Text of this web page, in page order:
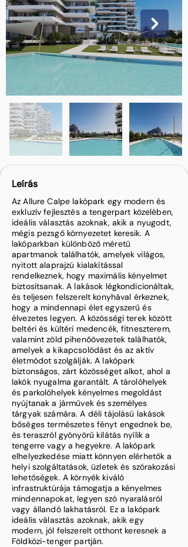
Leírás
Az Allure Calpe lakópark egy modern és
exkluzív fejlesztés a tengerpart közelében,
ideális választás azoknak, akik a nyugodt,
mégis pezsgő környezetet keresik. A
lakóparkban különböző méretű
apartmanok találhatók, amelyek világos,
nyitott alaprajzú kialakítással
rendelkeznek, hogy maximális kényelmet
biztosítsanak. A lakások légkondicionáltak,
és teljesen felszerelt konyhával érkeznek,
hogy a mindennapi élet egyszerű és
élvezetes legyen. A közösségi terek között
beltéri és kültéri medencék, fitneszterem,
valamint zöld pihenőövezetek találhatók,
amelyek a kikapcsolódást és az aktív
életmódot szolgálják. A lakópark
biztonságos, zárt közösséget alkot, ahol a
lakók nyugalma garantált. A tárolóhelyek
és parkolóhelyek kényelmes megoldást
nyújtanak a járművek és személyes
tárgyak számára. A déli tájolású lakások
bőséges természetes fényt engednek be,
és teraszról gyönyörű kilátás nyílik a
tengerre vagy a hegyekre. A lakópark
elhelyezkedése miatt könnyen elérhetők a
helyi szolgáltatások, üzletek és szórakozási
lehetőségek. A környék kiváló
infrastruktúrája támogatja a kényelmes
mindennapokat, legyen szó nyaralásról
vagy állandó lakhatásról. Ez a lakópark
ideális választás azoknak, akik egy
modern, jól felszerelt otthont keresnek a
Földközi-tenger partján.